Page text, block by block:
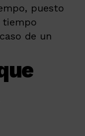
puesto
tiempo
de un